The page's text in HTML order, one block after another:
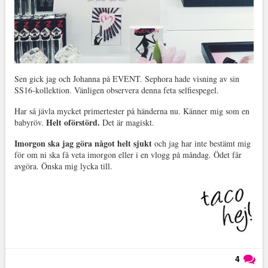
Sen gick jag och Johanna på EVENT. Sephora hade visning av sin
SS16-kollektion. Vänligen observera denna feta selfiespegel.
Har så jävla mycket primertester på händerna nu. Känner mig som en
babyröv. Helt oförstörd. Det är magiskt.
Imorgon ska jag göra något helt sjuktoch jag har inte bestämt mig
för om ni ska få veta imorgon eller i en vlogg på måndag. Ödet får
avgöra. Önska mig lycka till.
4